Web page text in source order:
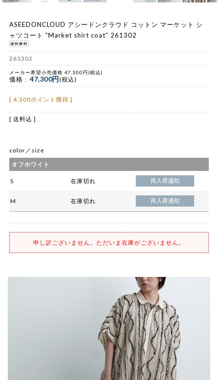
ASEEDONCLOUD アシードンクラウド コットン マーケット シ
ャツコート “Market shirt coat” 261302
261302
メーカー希望小売価格 47,300円(税込)
価格 : 47,300円(税込)
[ 4,300ポイント獲得 ]
[ 送料込 ]
color／size
オフホワイト
S 在庫切れ
M 在庫切れ
申し訳ございません。ただいま在庫がございません。